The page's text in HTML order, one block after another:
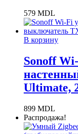
579 MDL
В корзину
Sonoff
Ultimate,
899 MDL
Распродажа!